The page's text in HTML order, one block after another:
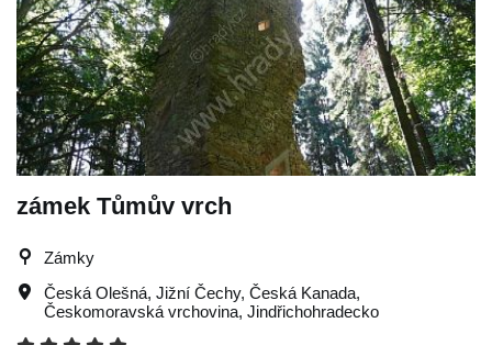
zámek Tůmův vrch
Zámky
Česká Olešná, Jižní Čechy, Česká Kanada,
Českomoravská vrchovina, Jindřichohradecko